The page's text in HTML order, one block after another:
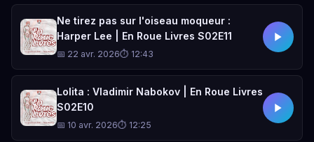
Ne tirez pas sur l'oiseau moqueur :
Harper Lee | En Roue Livres S02E11
📅 22 avr. 2026⏱ 12:43
Lolita : Vladimir Nabokov | En Roue Livres
S02E10
📅 10 avr. 2026⏱ 12:25